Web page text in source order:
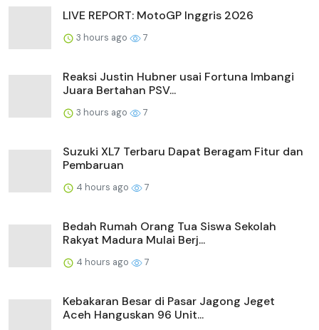
LIVE REPORT: MotoGP Inggris 2026
3 hours ago 7
Reaksi Justin Hubner usai Fortuna Imbangi
Juara Bertahan PSV...
3 hours ago 7
Suzuki XL7 Terbaru Dapat Beragam Fitur dan
Pembaruan
4 hours ago 7
Bedah Rumah Orang Tua Siswa Sekolah
Rakyat Madura Mulai Berj...
4 hours ago 7
Kebakaran Besar di Pasar Jagong Jeget
Aceh Hanguskan 96 Unit...